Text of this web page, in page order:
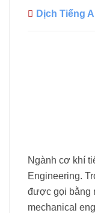
Dịch Tiếng
Ngành cơ khí
Engineering.
được gọi bằng
mechanical